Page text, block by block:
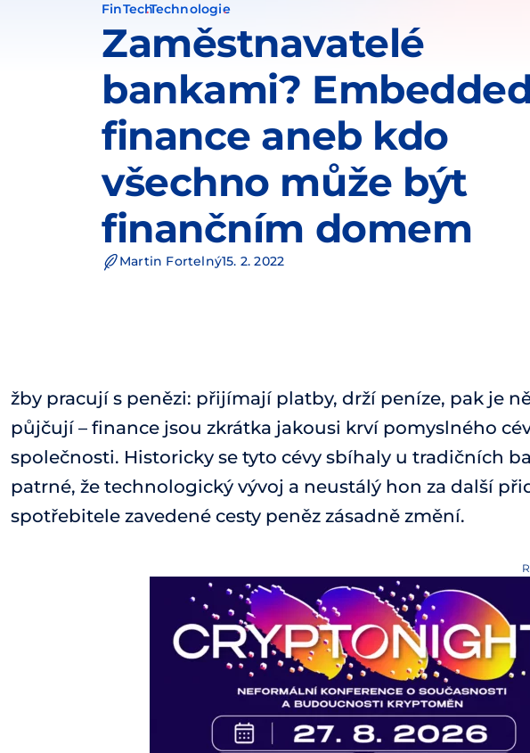
FinTechTechnologie
Zaměstnavatelé
bankami?
finance aneb kdo
všechno může být
finančním domem
Martin Fortelný15. 2. 2022
žby pracují s penězi: přijímají platby, drží peníze, pak je
půjčují – finance jsou zkrátka jakousi krví pomyslného
společnosti. Historicky se tyto cévy sbíhaly u tradičních
patrné, že technologický vývoj a neustálý hon za další
spotřebitele zavedené cesty peněz zásadně změní.